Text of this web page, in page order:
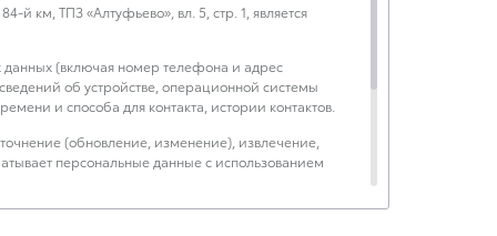
км, ТПЗ «Алтуфьево», вл. 5, стр. 1, является
данных (включая номер телефона и адрес
об устройстве, операционной системы
и способа для контакта, истории контактов.
(обновление, изменение), извлечение,
персональные данные с использованием